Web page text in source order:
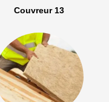
Couvreur 13